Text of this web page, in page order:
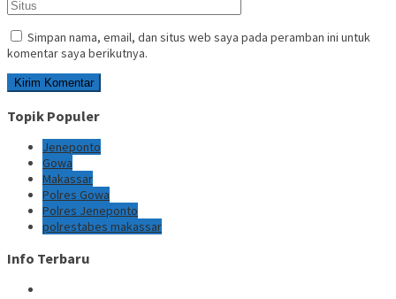
Simpan nama, email, dan situs web saya pada peramban ini untuk
komentar saya berikutnya.
Topik Populer
Jeneponto
Gowa
Makassar
Polres Gowa
Polres Jeneponto
polrestabes makassar
Info Terbaru